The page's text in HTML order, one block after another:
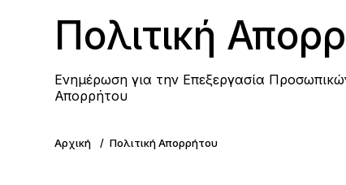
Πολιτική
Ενημέρωση για την Επεξεργασία
Απορρήτου
Αρχική Πολιτική Απορρήτου